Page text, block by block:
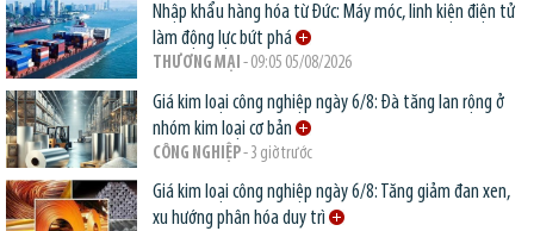
Nhập khẩu hàng hóa từ Đức: Máy móc, linh kiện điện tử
làm động lực bứt phá
THƯƠNG MẠI - 09:05 05/08/2026
Giá kim loại công nghiệp ngày 6/8: Đà tăng lan rộng ở
nhóm kim loại cơ bản
CÔNG NGHIỆP- 3 giờ trước
Giá kim loại công nghiệp ngày 6/8: Tăng giảm đan xen,
xu hướng phân hóa duy trì